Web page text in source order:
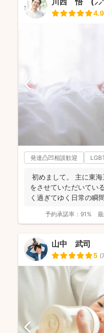
4.9
発達凸凹相談歓迎
初めまして。 主に東
をさせていただいてい
く過ぎてゆく日常の瞬
予約承諾率： 91%
山中 武司
5 (